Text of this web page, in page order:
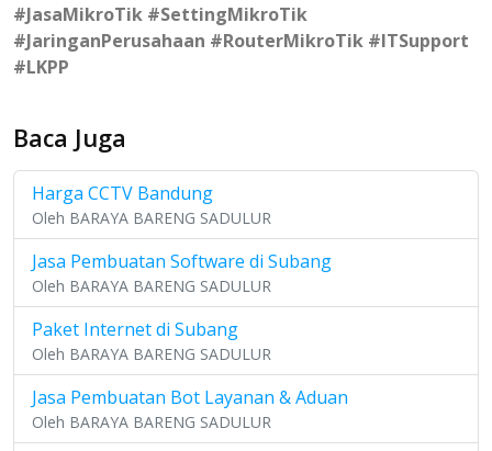
#JasaMikroTik #SettingMikroTik
#JaringanPerusahaan #RouterMikroTik #ITSupport
#LKPP
Baca Juga
Harga CCTV Bandung
Oleh BARAYA BARENG SADULUR
Jasa Pembuatan Software di Subang
Oleh BARAYA BARENG SADULUR
Paket Internet di Subang
Oleh BARAYA BARENG SADULUR
Jasa Pembuatan Bot Layanan & Aduan
Oleh BARAYA BARENG SADULUR